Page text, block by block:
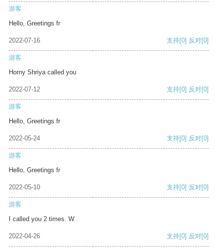
游客
Hello, Greetings fr
2022-07-16 支持[0] 反对[0]
游客
Horny Shriya called you
2022-07-12 支持[0] 反对[0]
游客
Hello, Greetings fr
2022-05-24 支持[0] 反对[0]
游客
Hello, Greetings fr
2022-05-10 支持[0] 反对[0]
游客
I called you 2 times. W
2022-04-26 支持[0] 反对[0]